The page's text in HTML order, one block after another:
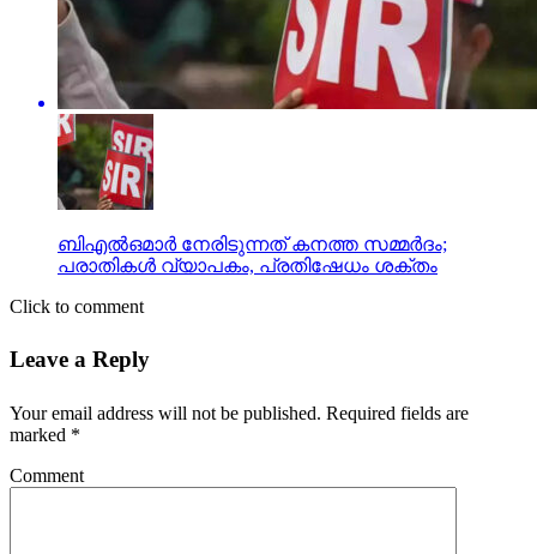
ബിഎല്‍ഒമാര്‍ നേരിടുന്നത് കനത്ത സമ്മര്‍ദം;
പരാതികള്‍ വ്യാപകം, പ്രതിഷേധം ശക്തം
Click to comment
Leave a Reply
Your email address will not be published. Required fields are
marked *
Comment